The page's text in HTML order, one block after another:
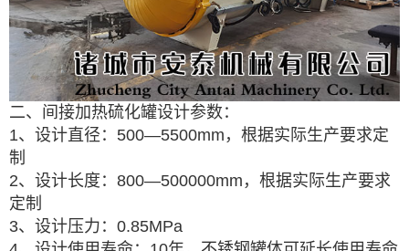
二、间接加热硫化罐设计参数：
1、设计直径：500—5500mm，根据实际生产要求定
制
2、设计长度：800—500000mm，根据实际生产要求
定制
3、设计压力：0.85MPa